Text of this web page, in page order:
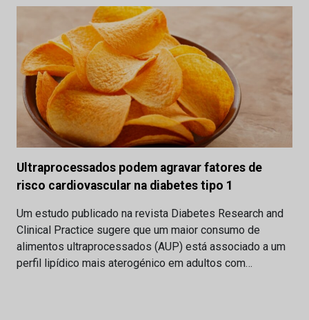
Ultraprocessados podem agravar fatores de
risco cardiovascular na diabetes tipo 1
Um estudo publicado na revista Diabetes Research and
Clinical Practice sugere que um maior consumo de
alimentos ultraprocessados (AUP) está associado a um
perfil lipídico mais aterogénico em adultos com…